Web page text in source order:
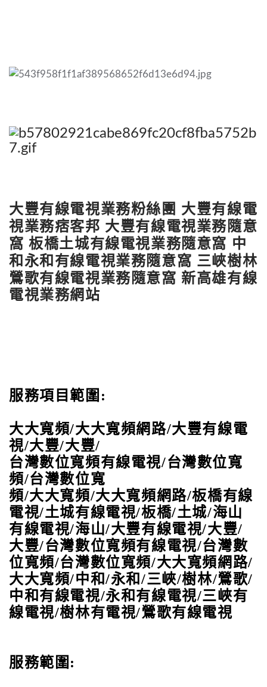
大豐有線電視業務粉絲團 大豐有線電
視業務痞客邦 大豐有線電視業務隨意
窩 板橋土城有線電視業務隨意窩 中
和永和有線電視業務隨意窩 三峽樹林
鶯歌有線電視業務隨意窩 新高雄有線
電視業務網站
服務項目範圍:
大大寬頻/大大寬頻網路/大豐有線電
視/大豐/大豐/
台灣數位寬頻有線電視/台灣數位寬
頻/台灣數位寬
頻/大大寬頻/大大寬頻網路/板橋有線
電視/土城有線電視/板橋/土城/海山
有線電視/海山/大豐有線電視/大豐/
大豐/台灣數位寬頻有線電視/台灣數
位寬頻/台灣數位寬頻/大大寬頻網路/
大大寬頻/中和/永和/三峽/樹林/鶯歌/
中和有線電視/永和有線電視/三峽有
線電視/樹林有電視/鶯歌有線電視
服務範圍: